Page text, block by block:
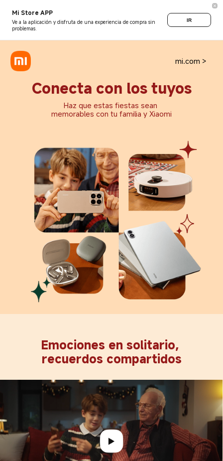
Mi Store APP
Ve a la aplicación y disfruta de una experiencia de compra sin
problemas.
IR
mi.com >
Conecta con los tuyos
Haz que estas fiestas sean
memorables con tu familia y Xiaomi
Emociones en solitario,
recuerdos compartidos